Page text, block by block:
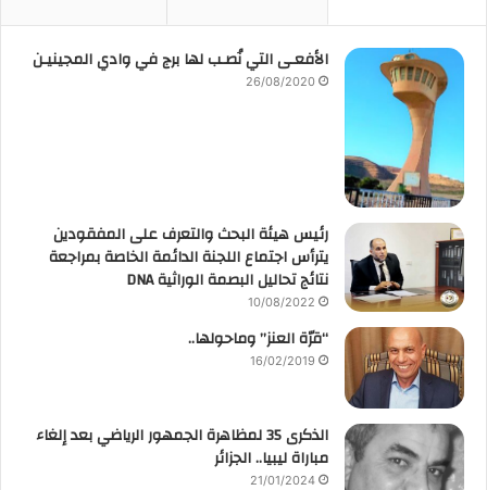
الأفعـى التي نُصـب لها برج في وادي المجينيـن
26/08/2020
رئيس هيئة البحث والتعرف على المفقودين
يترأس اجتماع اللجنة الدائمة الخاصة بمراجعة
نتائج تحاليل البصمة الوراثية DNA
10/08/2022
“قرّة العنز” وماحولها..
16/02/2019
الذكرى 35 لمظاهرة الجمهور الرياضي بعد إلغاء
مباراة ليبيا.. الجزائر
21/01/2024